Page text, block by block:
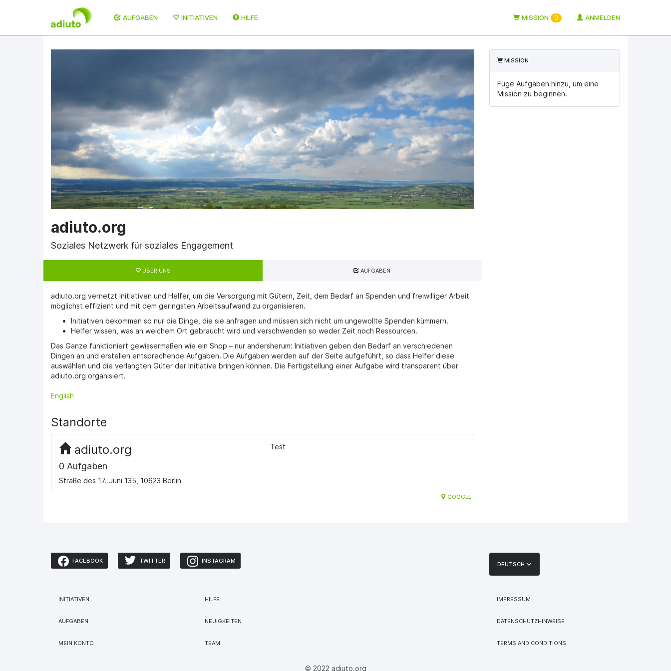
Direkt
AUFGABEN INITIATIVEN HILFE MISSION 0 ANMELDEN
adiuto.org
Soziales Netzwerk für soziales Engagement
Haupt-
ÜBER UNS AUFGABEN
adiuto.org vernetzt Initiativen und Helfer, um die Versorgung mit Gütern, Zeit, dem Bedarf an Spenden und freiwilliger Arbeit
möglichst effizient und mit dem geringsten Arbeitsaufwand zu organisieren.
Initiativen bekommen so nur die Dinge, die sie anfragen und müssen sich nicht um ungewollte Spenden kümmern.
Helfer wissen, was an welchem Ort gebraucht wird und verschwenden so weder Zeit noch Ressourcen.
Das Ganze funktioniert gewissermaßen wie ein Shop – nur andersherum: Initiativen geben den Bedarf an verschiedenen
Dingen an und erstellen entsprechende Aufgaben. Die Aufgaben werden auf der Seite aufgeführt, so dass Helfer diese
auswählen und die verlangten Güter der Initiative bringen können. Die Fertigstellung einer Aufgabe wird transparent über
adiuto.org organisiert.
English
Standorte
adiuto.org
0 Aufgaben
Straße des 17. Juni 135, 10623 Berlin
Test
GOOGLE
MISSION
Füge Aufgaben hinzu, um eine
Mission zu beginnen.
FACEBOOK TWITTER INSTAGRAM DEUTSCH
INITIATIVEN
AUFGABEN
MEIN KONTO
HILFE
NEUIGKEITEN
TEAM
IMPRESSUM
DATENSCHUTZHINWEISE
TERMS AND CONDITIONS
© 2022 adiuto.org